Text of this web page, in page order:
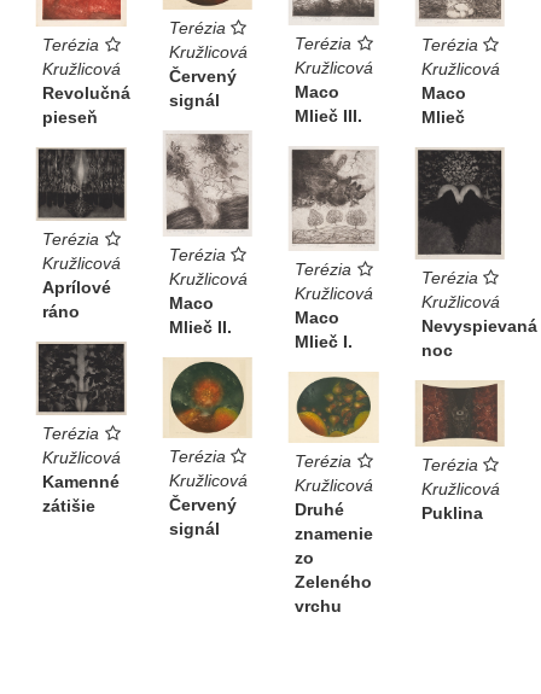
Terézia
Kružlicová
Revolučná
pieseň
Terézia
Kružlicová
Červený
signál
Terézia
Kružlicová
Maco
Mlieč III.
Terézia
Kružlicová
Maco
Mlieč
Terézia
Kružlicová
Maco
Mlieč II.
Terézia
Kružlicová
Maco
Mlieč I.
Terézia
Kružlicová
Aprílové
ráno
Terézia
Kružlicová
Nevyspievaná
noc
Terézia
Kružlicová
Kamenné
zátišie
Terézia
Kružlicová
Červený
signál
Terézia
Kružlicová
Druhé
znamenie
zo
Zeleného
vrchu
Terézia
Kružlicová
Puklina